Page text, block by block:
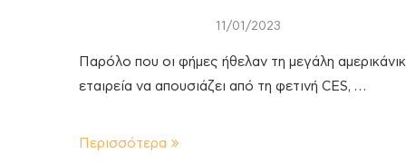
11/01/2023
Παρόλο που οι φήμες ήθελαν τη μεγάλη
εταιρεία να απουσιάζει από τη φετινή CES, …
Περισσότερα